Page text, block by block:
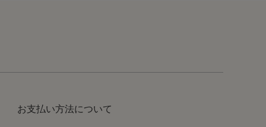
お支払い方法について